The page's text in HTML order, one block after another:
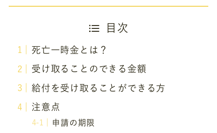
目次
死亡一時金とは？
受け取ることのできる金額
給付を受け取ることができる方
注意点
申請の期限